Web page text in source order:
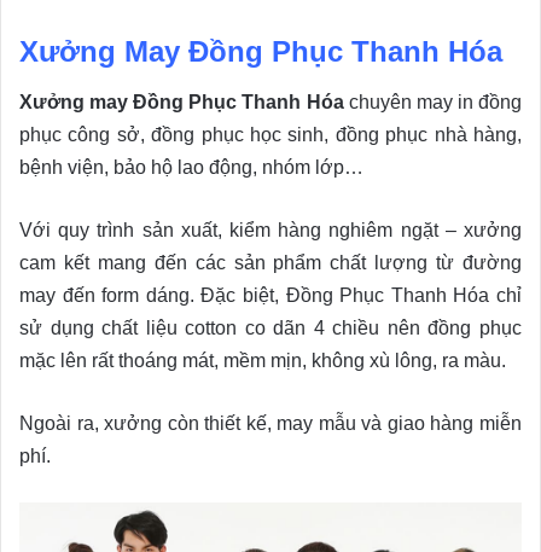
Xưởng May Đồng Phục Thanh Hóa
Xưởng may Đồng Phục Thanh Hóachuyên may in đồng
phục công sở, đồng phục học sinh, đồng phục nhà hàng,
bệnh viện, bảo hộ lao động, nhóm lớp…
Với quy trình sản xuất, kiểm hàng nghiêm ngặt – xưởng
cam kết mang đến các sản phẩm chất lượng từ đường
may đến form dáng. Đặc biệt, Đồng Phục Thanh Hóa chỉ
sử dụng chất liệu cotton co dãn 4 chiều nên đồng phục
mặc lên rất thoáng mát, mềm mịn, không xù lông, ra màu.
Ngoài ra, xưởng còn thiết kế, may mẫu và giao hàng miễn
phí.